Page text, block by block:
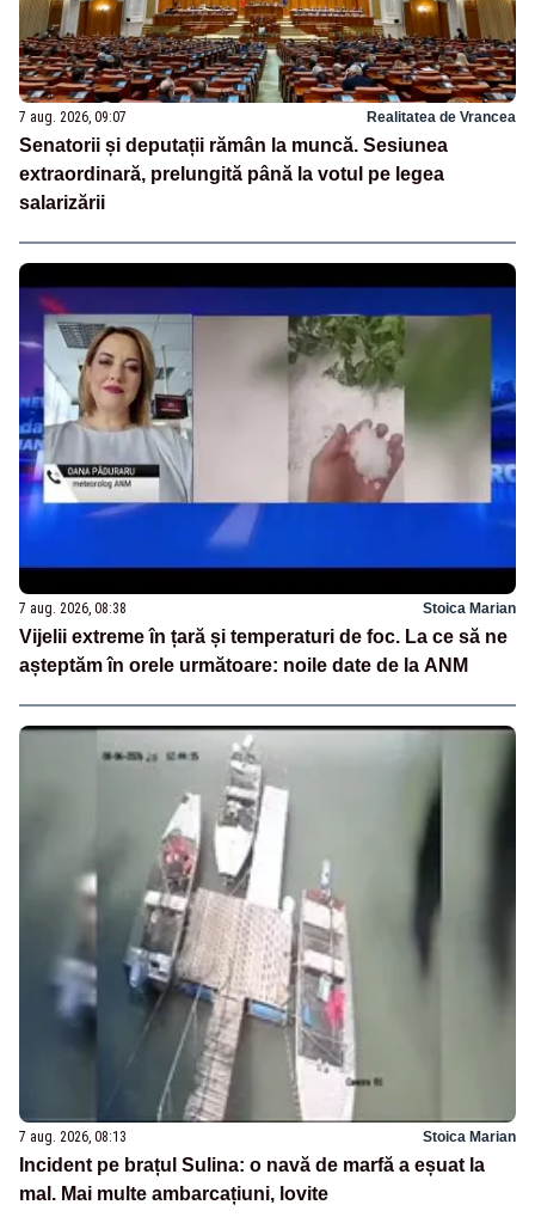
7 aug. 2026, 09:07 Realitatea de Vrancea
Senatorii și deputații rămân la muncă. Sesiunea
extraordinară, prelungită până la votul pe legea
salarizării
7 aug. 2026, 08:38 Stoica Marian
Vijelii extreme în țară și temperaturi de foc. La ce să ne
așteptăm în orele următoare: noile date de la ANM
7 aug. 2026, 08:13 Stoica Marian
Incident pe brațul Sulina: o navă de marfă a eșuat la
mal. Mai multe ambarcațiuni, lovite